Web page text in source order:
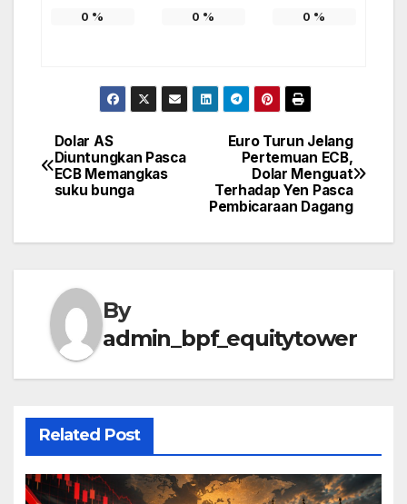
0 % 0 % 0 %
Post
navigation
Euro Turun Jelang
Pertemuan ECB,
Dolar Menguat
Terhadap Yen Pasca
Pembicaraan Dagang
Dolar AS
Diuntungkan Pasca
ECB Memangkas
suku bunga
By
admin_bpf_equitytower
Related Post